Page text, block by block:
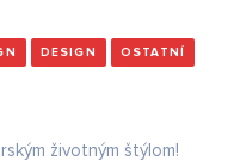
DESIGN OSTATNÍ
životným štýlom!